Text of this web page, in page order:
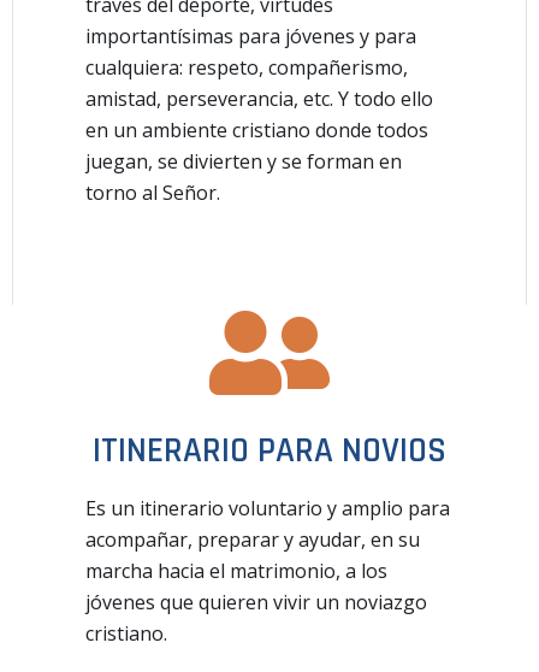
importantísimas para jóvenes y para
cualquiera: respeto, compañerismo,
amistad, perseverancia, etc. Y todo ello
en un ambiente cristiano donde todos
juegan, se divierten y se forman en
torno al Señor.
ITINERARIO PARA NOVIOS
Es un itinerario voluntario y amplio para
acompañar, preparar y ayudar, en su
marcha hacia el matrimonio, a los
jóvenes que quieren vivir un noviazgo
cristiano.